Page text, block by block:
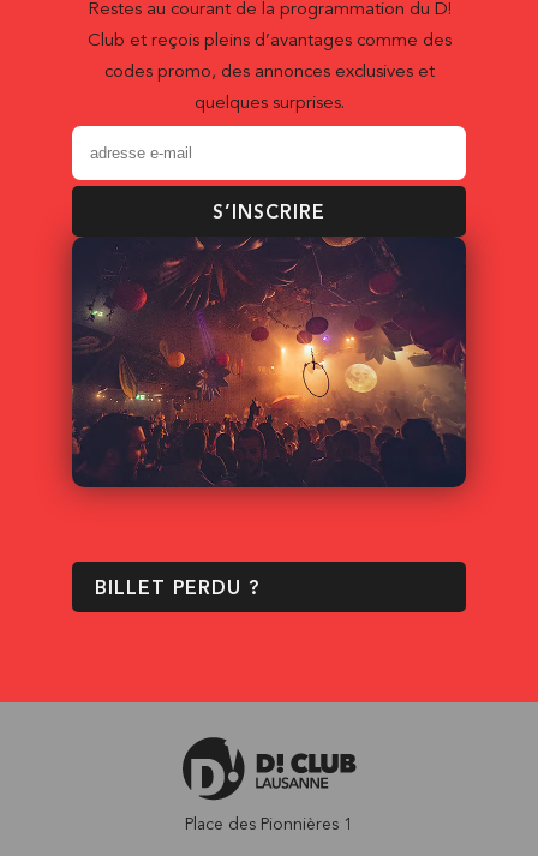
Restes au courant de la programmation du D!
Club et reçois pleins d’avantages comme des
codes promo, des annonces exclusives et
quelques surprises.
S’INSCRIRE
BILLET PERDU ?
Place des Pionnières 1